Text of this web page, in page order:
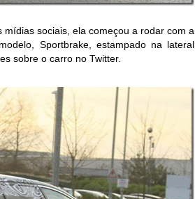
sociais, ela começou a rodar com a
Sportbrake, estampado na lateral
sobre o carro no Twitter.